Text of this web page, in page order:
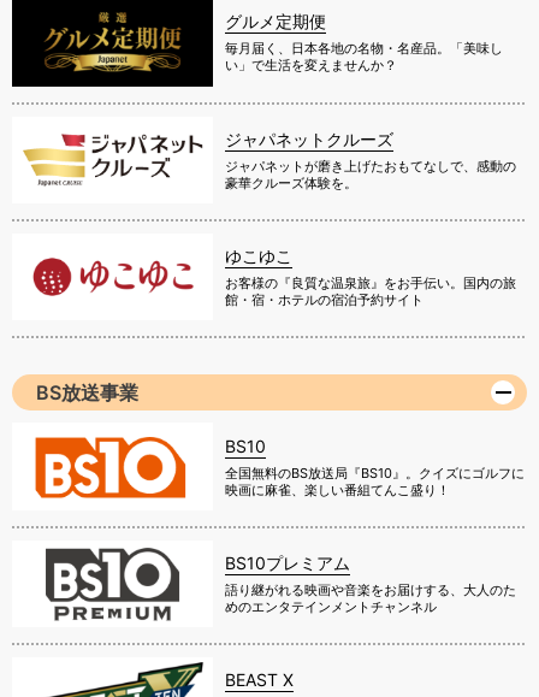
グルメ定期便
毎月届く、日本各地の名物・名産品。「美味し
い」で生活を変えませんか？
ジャパネットクルーズ
ジャパネットが磨き上げたおもてなしで、感動の
豪華クルーズ体験を。
ゆこゆこ
お客様の『良質な温泉旅』をお手伝い。国内の旅
館・宿・ホテルの宿泊予約サイト
BS放送事業
BS10
全国無料のBS放送局『BS10』。クイズにゴルフに
映画に麻雀、楽しい番組てんこ盛り！
BS10プレミアム
語り継がれる映画や音楽をお届けする、大人のた
めのエンタテインメントチャンネル
BEAST X